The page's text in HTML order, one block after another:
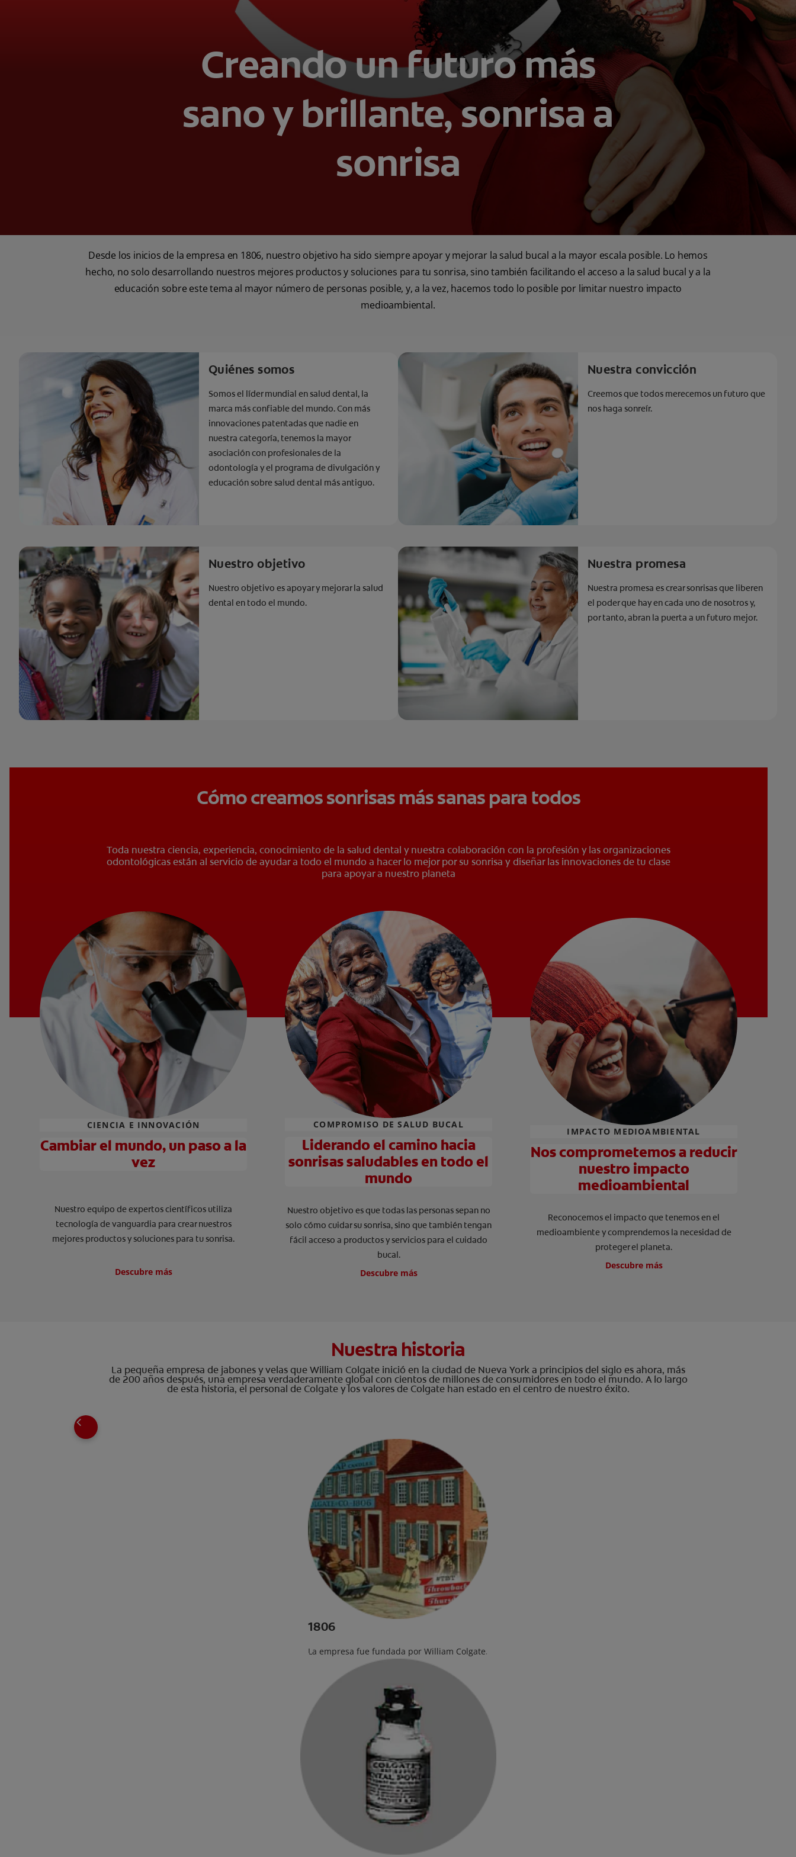
Creando un futuro más
sano y brillante, sonrisa a
sonrisa
Desde los inicios de la empresa en 1806, nuestro objetivo ha sido siempre apoyar y mejorar la salud bucal a la mayor escala posible. Lo hemos
hecho, no solo desarrollando nuestros mejores productos y soluciones para tu sonrisa, sino también facilitando el acceso a la salud bucal y a la
educación sobre este tema al mayor número de personas posible, y, a la vez, hacemos todo lo posible por limitar nuestro impacto
medioambiental.
Quiénes somos
Somos el líder mundial en salud dental, la
marca más confiable del mundo. Con más
innovaciones patentadas que nadie en
nuestra categoría, tenemos la mayor
asociación con profesionales de la
odontología y el programa de divulgación y
educación sobre salud dental más antiguo.
Nuestra convicción
Creemos que todos merecemos un futuro que
nos haga sonreír.
Nuestro objetivo
Nuestro objetivo es apoyar y mejorar la salud
dental en todo el mundo.
Nuestra promesa
Nuestra promesa es crear sonrisas que liberen
el poder que hay en cada uno de nosotros y,
por tanto, abran la puerta a un futuro mejor.
Cómo creamos sonrisas más sanas para todos
Toda nuestra ciencia, experiencia, conocimiento de la salud dental y nuestra colaboración con la profesión y las organizaciones
odontológicas están al servicio de ayudar a todo el mundo a hacer lo mejor por su sonrisa y diseñar las innovaciones de tu clase
para apoyar a nuestro planeta
CIENCIA E INNOVACIÓN
Cambiar el mundo, un paso a la
vez
Nuestro equipo de expertos científicos utiliza
tecnología de vanguardia para crear nuestros
mejores productos y soluciones para tu sonrisa.
Descubre más
COMPROMISO DE SALUD BUCAL
Liderando el camino hacia
sonrisas saludables en todo el
mundo
Nuestro objetivo es que todas las personas sepan no
solo cómo cuidar su sonrisa, sino que también tengan
fácil acceso a productos y servicios para el cuidado
bucal.
Descubre más
IMPACTO MEDIOAMBIENTAL
Nos comprometemos a reducir
nuestro impacto
medioambiental
Reconocemos el impacto que tenemos en el
medioambiente y comprendemos la necesidad de
proteger el planeta.
Descubre más
Nuestra historia
La pequeña empresa de jabones y velas que William Colgate inició en la ciudad de Nueva York a principios del siglo es ahora, más
de 200 años después, una empresa verdaderamente global con cientos de millones de consumidores en todo el mundo. A lo largo
de esta historia, el personal de Colgate y los valores de Colgate han estado en el centro de nuestro éxito.
1806
La empresa fue fundada por William Colgate.